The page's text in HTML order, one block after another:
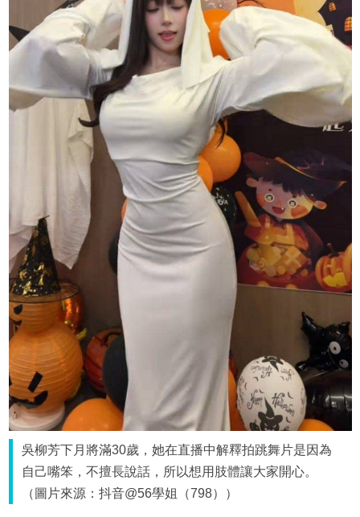
吳柳芳下月將滿30歲，她在直播中解釋拍跳舞片是因為
自己嘴笨，不擅長說話，所以想用肢體讓大家開心。
（圖片來源：抖音@56學姐（798））